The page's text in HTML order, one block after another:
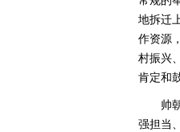
地拆迁
作资源
村振兴
肯定和
帅
强担当